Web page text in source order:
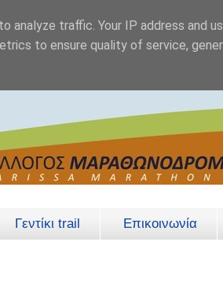
Γεντίκι trail Επικοινωνία
analyze traffic. Your IP address and
to ensure quality of service,